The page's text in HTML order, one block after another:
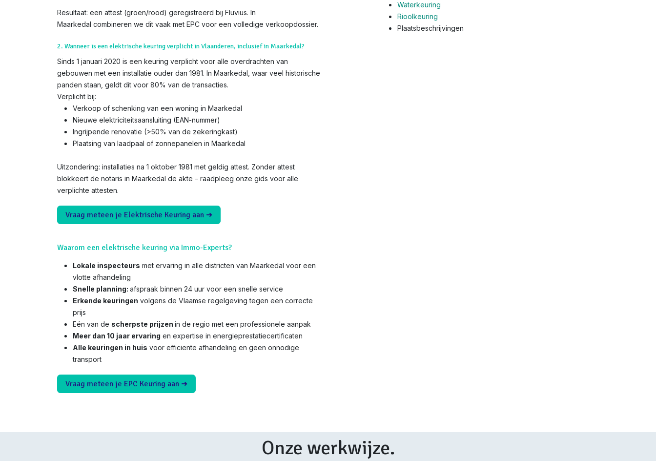
Resultaat: een attest (groen/rood) geregistreerd bij Fluvius. In
Maarkedal combineren we dit vaak met EPC voor een volledige verkoopdossier.
2. Wanneer is een elektrische keuring verplicht in Vlaanderen, inclusief in Maarkedal?
Sinds 1 januari 2020 is een keuring verplicht voor alle overdrachten van
gebouwen met een installatie ouder dan 1981. In Maarkedal, waar veel historische
panden staan, geldt dit voor 80% van de transacties.
Verplicht bij:
Verkoop of schenking van een woning in Maarkedal
Nieuwe elektriciteitsaansluiting (EAN-nummer)
Ingrijpende renovatie (>50% van de zekeringkast)
Plaatsing van laadpaal of zonnepanelen in Maarkedal
Uitzondering: installaties na 1 oktober 1981 met geldig attest. Zonder attest
blokkeert de notaris in Maarkedal de akte – raadpleeg onze gids voor alle
verplichte attesten.
Vraag meteen je Elektrische Keuring aan ➜
Waarom een elektrische keuring via Immo-Experts?
Lokale inspecteurs met ervaring in alle districten van Maarkedal voor een
vlotte afhandeling
Snelle planning: afspraak binnen 24 uur voor een snelle service
Erkende keuringen volgens de Vlaamse regelgeving tegen een correcte
prijs
Eén van de scherpste prijzen in de regio met een professionele aanpak
Meer dan 10 jaar ervaring en expertise in energieprestatiecertificaten
Alle keuringen in huis voor efficiente afhandeling en geen onnodige
transport
Vraag meteen je EPC Keuring aan ➜
Waterkeuring
Rioolkeuring
Plaatsbeschrijvingen
Onze werkwijze.